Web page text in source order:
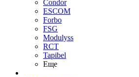
Condor
ESCOM
Forbo
FSG
Modulyss
RCT
Tapibel
Еще